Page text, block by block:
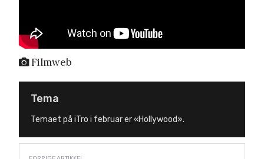
Filmweb
Tema
Temaet på iTro i februar er «Hollywood».